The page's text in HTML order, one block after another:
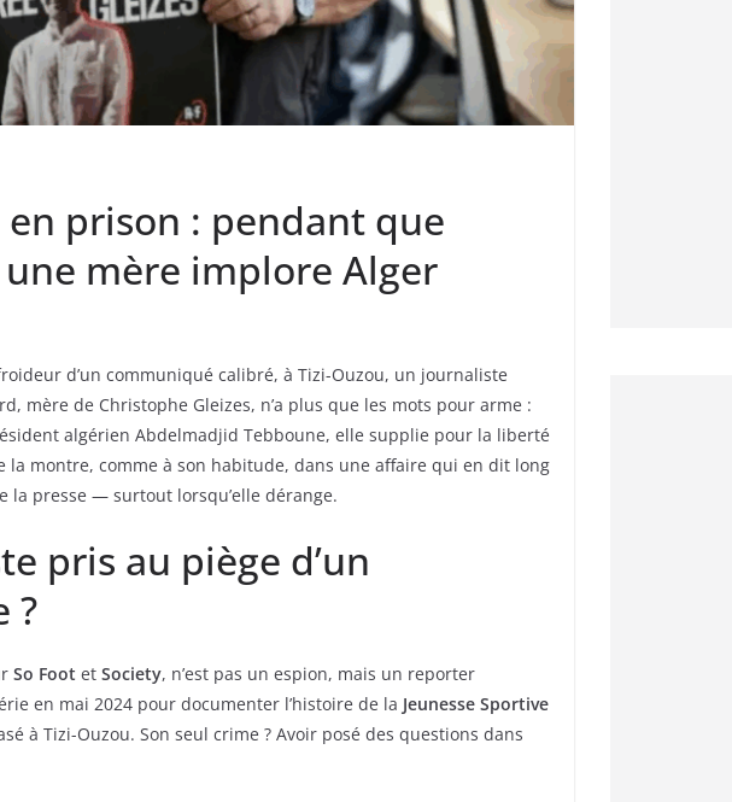
prison : pendant que
une mère implore Alger
d’un communiqué calibré, à Tizi-Ouzou, un journaliste
mère de Christophe Gleizes, n’a plus que les mots pour arme :
algérien Abdelmadjid Tebboune, elle supplie pour la liberté
la montre, comme à son habitude, dans une affaire qui en dit long
la presse — surtout lorsqu’elle dérange.
pris au piège d’un
?
So Foot et Society, n’est pas un espion, mais un reporter
en mai 2024 pour documenter l’histoire de la Jeunesse Sportive
à Tizi-Ouzou. Son seul crime ? Avoir posé des questions dans